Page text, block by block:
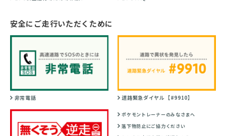
安全にご走行いただくために
非常電話 道路緊急ダイヤル【#9910】
ポケモントレーナーのみなさまへ
落下物防止にご協力ください